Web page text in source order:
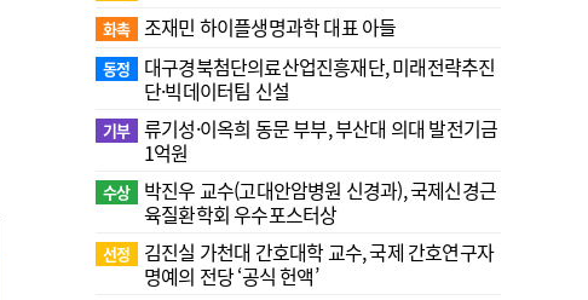
화촉 조재민 하이플생명과학 대표 아들
동정
대구경북첨단의료산업진흥재단, 미래전략추진
단·빅데이터팀 신설
기부 류기성·이옥희 동문 부부, 부산대 의대 발전기금
1억원
수상
박진우 교수(고대안암병원 신경과), 국제신경근
육질환학회 우수포스터상
선정
김진실 가천대 간호대학 교수, 국제 간호연구자
명예의 전당 ‘공식 헌액’